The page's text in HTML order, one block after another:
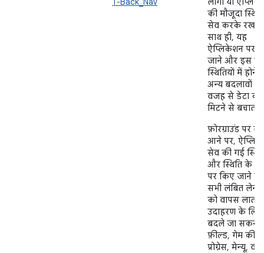
की मौजूदा
सेव करके रखता
साथ ही, यह
ऐप्लिकेशन पर
जाने और इस पर
स्थितियों में होने
अन्य बदलावों की
वजह से डेटा को
मिटने से बचाता
फ़ोरग्राउंड पर
आने पर,
सेव की गई
और स्थिति के
पर किए जाने
सभी लंबित लेन-
को वापस लाता
उदाहरण के लिए,
बदले जा सकने
फ़ील्ड, गेम की
प्रोग्रेस, मेन्यू,